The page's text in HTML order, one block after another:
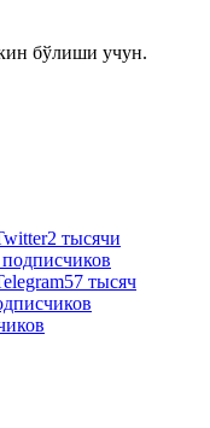
бўлиши учун.
2 тысячи
57 тысяч